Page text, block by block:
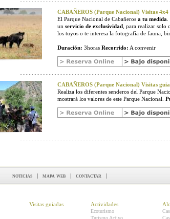
CABAÑEROS (Parque Nacional) Visitas 4x4
El Parque Nacional de Cabañeros a tu medida
un servicio de exclusividad , para realizar
los tuyos o te interesa la fotografía de fauna,
Duración: 3horas Recorrido: A convenir
CABAÑEROS (Parque Nacional) Visitas
Realiza los diferentes senderos del Parque
mostrará los valores de este Parque Nacional.
noticias | mapa web | contactar |
Visitas guiadas Actividades
Ecoturismo
Turismo Activo